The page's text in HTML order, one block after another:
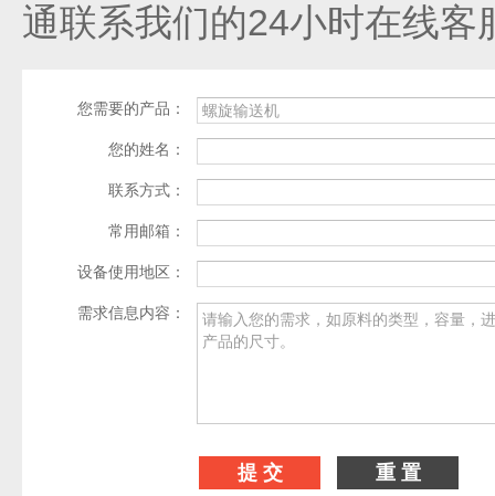
通联系我们的24小时在线
您需要的产品：
您的姓名：
联系方式：
常用邮箱：
设备使用地区：
需求信息内容：